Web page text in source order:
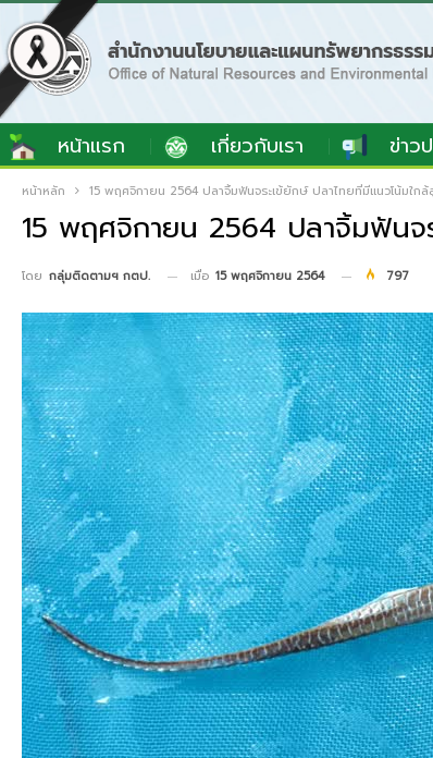
หน้าแรก เกี่ยวกับเรา ข่าว
หน้าหลัก 15 พฤศจิกายน 2564 ปลาจิ้มฟันจระเข้ยักษ์ ปลาไทยที่มีแนวโน้มใก
15 พฤศจิกายน 2564 ปลาจิ้มฟันจ
โดย กลุ่มติดตามฯ กตป. เมื่อ 15 พฤศจิกายน 2564 797